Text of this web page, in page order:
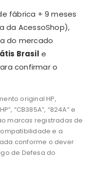
fábrica + 9 meses
da AcessoShop),
do mercado
Brasil e
confirmar o
original HP,
“CB385A”, “824A” e
marcas registradas de
e a
conforme o dever
de Defesa do